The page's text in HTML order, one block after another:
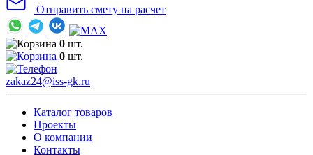
Отправить смету на расчет
0 шт.
0 шт.
zakaz24@iss-gk.ru
Каталог товаров
Проекты
О компании
Контакты